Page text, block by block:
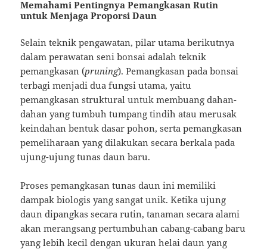
Memahami Pentingnya Pemangkasan Rutin
untuk Menjaga Proporsi Daun
Selain teknik pengawatan, pilar utama berikutnya
dalam perawatan seni bonsai adalah teknik
pemangkasan (pruning). Pemangkasan pada bonsai
terbagi menjadi dua fungsi utama, yaitu
pemangkasan struktural untuk membuang dahan-
dahan yang tumbuh tumpang tindih atau merusak
keindahan bentuk dasar pohon, serta pemangkasan
pemeliharaan yang dilakukan secara berkala pada
ujung-ujung tunas daun baru.
Proses pemangkasan tunas daun ini memiliki
dampak biologis yang sangat unik. Ketika ujung
daun dipangkas secara rutin, tanaman secara alami
akan merangsang pertumbuhan cabang-cabang baru
yang lebih kecil dengan ukuran helai daun yang